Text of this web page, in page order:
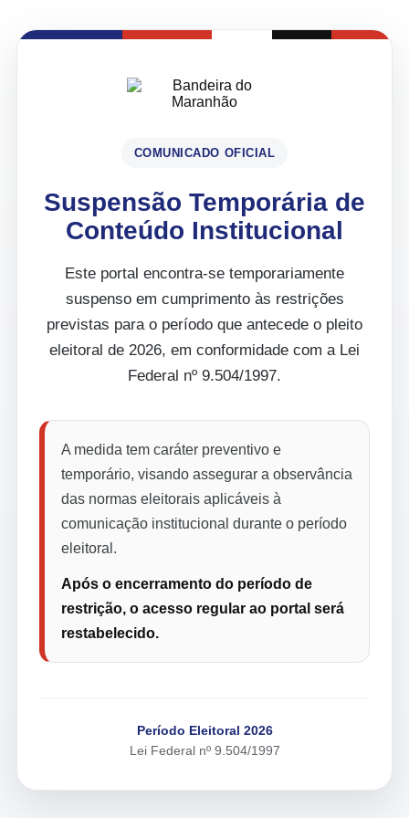
COMUNICADO OFICIAL
Suspensão Temporária de
Conteúdo Institucional
Este portal encontra-se temporariamente
suspenso em cumprimento às restrições
previstas para o período que antecede o pleito
eleitoral de 2026, em conformidade com a Lei
Federal nº 9.504/1997.
A medida tem caráter preventivo e
temporário, visando assegurar a observância
das normas eleitorais aplicáveis à
comunicação institucional durante o período
eleitoral.
Após o encerramento do período de
restrição, o acesso regular ao portal será
restabelecido.
Período Eleitoral 2026
Lei Federal nº 9.504/1997